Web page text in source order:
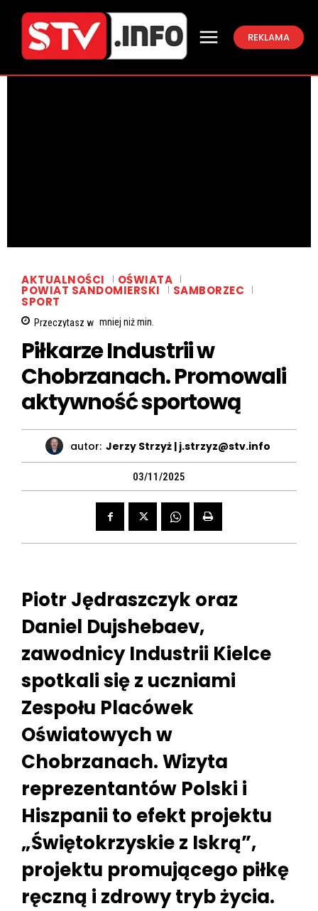
REKLAMA
AKTUALNOŚCI OŚWIATA
POWIAT SANDOMIERSKI SAMBORZEC
SPORT
Przeczytasz w mniej niżmin.
Piłkarze Industrii w
Chobrzanach. Promowali
aktywność sportową
autor: Jerzy Strzyż | j.strzyz@stv.info
03/11/2025
Piotr Jędraszczyk oraz
Daniel Dujshebaev,
zawodnicy Industrii Kielce
spotkali się z uczniami
Zespołu Placówek
Oświatowych w
Chobrzanach. Wizyta
reprezentantów Polski i
Hiszpanii to efekt projektu
„Świętokrzyskie z Iskrą”,
projektu promującego piłkę
ręczną i zdrowy tryb życia.